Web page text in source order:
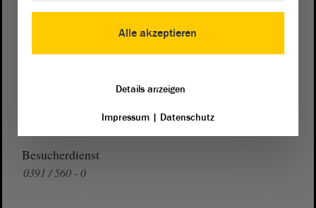
Besucherdienst
0391 / 560 - 0
Alle akzeptieren
Details anzeigen
Impressum| Datenschutz